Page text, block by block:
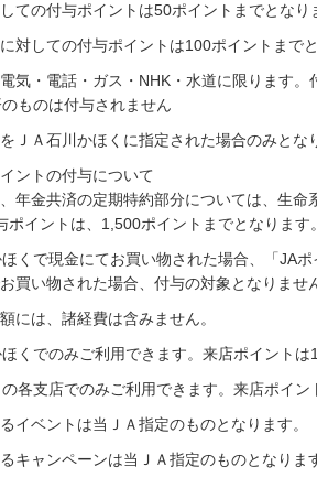
ての付与ポイントは50ポイントまでとなり
対しての付与ポイントは100ポイントまで
気・電話・ガス・NHK・水道に限ります
ものは付与されません
ＪＡ石川かほくに指定された場合のみとな
ントの付与について
、年金共済の定期特約部分については、生
ポイントは、1,500ポイントまでとなります
くで現金にてお買い物された場合、「JA
買い物された場合、付与の対象となりませ
には、諸経費は含みません。
くでのみご利用できます。来店ポイント
各支店でのみご利用できます。来店ポイ
イベントは当ＪＡ指定のものとなります。
キャンペーンは当ＪＡ指定のものとなりま